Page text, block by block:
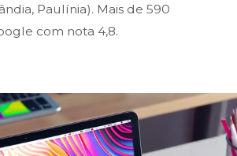
Paulínia). Mais de 590
com nota 4,8.